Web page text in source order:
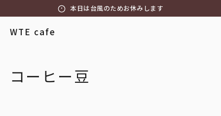
本日は台風のためお休みします
WTE cafe
コーヒー豆